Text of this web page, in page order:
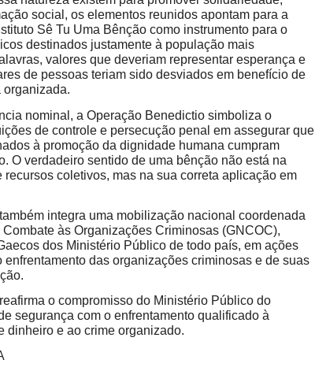
social, os elementos reunidos apontam para a
Sê Tu Uma Bênção como instrumento para o
destinados justamente à população mais
valores que deveriam representar esperança e
de pessoas teriam sido desviados em benefício de
organizada.
nominal, a Operação Benedictio simboliza o
de controle e persecução penal em assegurar que
à promoção da dignidade humana cumpram
O verdadeiro sentido de uma bênção não está na
coletivos, mas na sua correta aplicação em
integra uma mobilização nacional coordenada
às Organizações Criminosas (GNCOC),
dos Ministério Público de todo país, em ações
das organizações criminosas e de suas
o compromisso do Ministério Público do
segurança com o enfrentamento qualificado à
dinheiro e ao crime organizado.